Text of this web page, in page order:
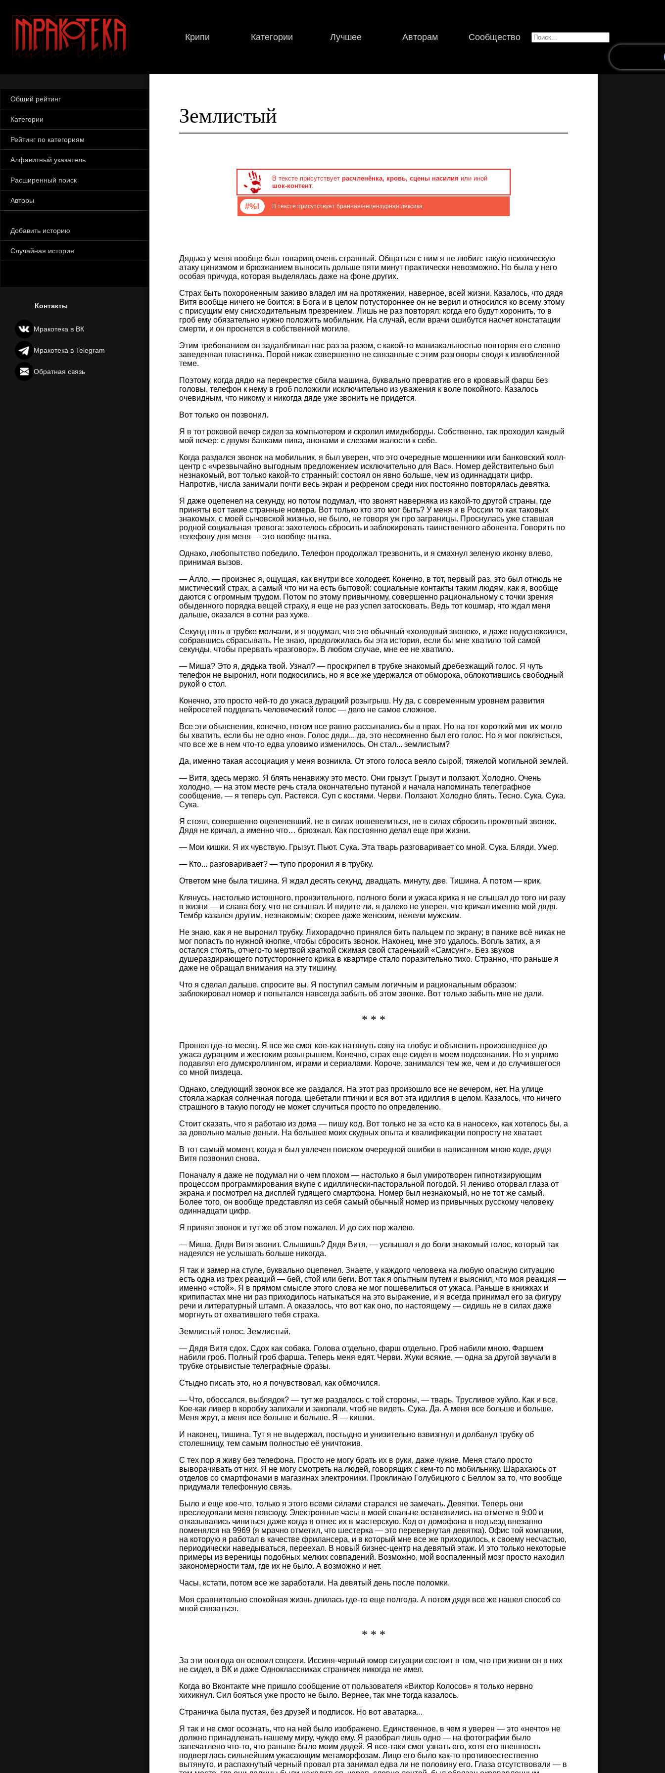
Крипи Категории Лучшее Авторам Сообщество
Общий рейтинг
Категории
Рейтинг по категориям
Алфавитный указатель
Расширенный поиск
Авторы
Добавить историю
Случайная история
Контакты
Мракотека в ВК
Мракотека в Telegram
Обратная связь
Землистый
В тексте присутствует расчленёнка, кровь, сцены насилия или иной
шок-контент.
#%! В тексте присутствует бранная/нецензурная лексика.
Дядька у меня вообще был товарищ очень странный. Общаться с ним я не любил: такую психическую
атаку цинизмом и брюзжанием выносить дольше пяти минут практически невозможно. Но была у него
особая причуда, которая выделялась даже на фоне других.
Страх быть похороненным заживо владел им на протяжении, наверное, всей жизни. Казалось, что дядя
Витя вообще ничего не боится: в Бога и в целом потустороннее он не верил и относился ко всему этому
с присущим ему снисходительным презрением. Лишь не раз повторял: когда его будут хоронить, то в
гроб ему обязательно нужно положить мобильник. На случай, если врачи ошибутся насчет констатации
смерти, и он проснется в собственной могиле.
Этим требованием он задалбливал нас раз за разом, с какой-то маниакальностью повторяя его словно
заведенная пластинка. Порой никак совершенно не связанные с этим разговоры сводя к излюбленной
теме.
Поэтому, когда дядю на перекрестке сбила машина, буквально превратив его в кровавый фарш без
головы, телефон к нему в гроб положили исключительно из уважения к воле покойного. Казалось
очевидным, что никому и никогда дяде уже звонить не придется.
Вот только он позвонил.
Я в тот роковой вечер сидел за компьютером и скролил имиджборды. Собственно, так проходил каждый
мой вечер: с двумя банками пива, анонами и слезами жалости к себе.
Когда раздался звонок на мобильник, я был уверен, что это очередные мошенники или банковский колл-
центр с «чрезвычайно выгодным предложением исключительно для Вас». Номер действительно был
незнакомый, вот только какой-то странный: состоял он явно больше, чем из одиннадцати цифр.
Напротив, числа занимали почти весь экран и рефреном среди них постоянно повторялась девятка.
Я даже оцепенел на секунду, но потом подумал, что звонят наверняка из какой-то другой страны, где
приняты вот такие странные номера. Вот только кто это мог быть? У меня и в России то как таковых
знакомых, с моей сычовской жизнью, не было, не говоря уж про заграницы. Проснулась уже ставшая
родной социальная тревога: захотелось сбросить и заблокировать таинственного абонента. Говорить по
телефону для меня — это вообще пытка.
Однако, любопытство победило. Телефон продолжал трезвонить, и я смахнул зеленую иконку влево,
принимая вызов.
— Алло, — произнес я, ощущая, как внутри все холодеет. Конечно, в тот, первый раз, это был отнюдь не
мистический страх, а самый что ни на есть бытовой: социальные контакты таким людям, как я, вообще
даются с огромным трудом. Потом по этому привычному, совершенно рациональному с точки зрения
обыденного порядка вещей страху, я еще не раз успел затосковать. Ведь тот кошмар, что ждал меня
дальше, оказался в сотни раз хуже.
Секунд пять в трубке молчали, и я подумал, что это обычный «холодный звонок», и даже подуспокоился,
собравшись сбрасывать. Не знаю, продолжилась бы эта история, если бы мне хватило той самой
секунды, чтобы прервать «разговор». В любом случае, мне ее не хватило.
— Миша? Это я, дядька твой. Узнал? — проскрипел в трубке знакомый дребезжащий голос. Я чуть
телефон не выронил, ноги подкосились, но я все же удержался от обморока, облокотившись свободный
рукой о стол.
Конечно, это просто чей-то до ужаса дурацкий розыгрыш. Ну да, с современным уровнем развития
нейросетей подделать человеческий голос — дело не самое сложное.
Все эти объяснения, конечно, потом все равно рассыпались бы в прах. Но на тот короткий миг их могло
бы хватить, если бы не одно «но». Голос дяди... да, это несомненно был его голос. Но я мог поклясться,
что все же в нем что-то едва уловимо изменилось. Он стал... землистым?
Да, именно такая ассоциация у меня возникла. От этого голоса веяло сырой, тяжелой могильной землей.
— Витя, здесь мерзко. Я блять ненавижу это место. Они грызут. Грызут и ползают. Холодно. Очень
холодно, — на этом месте речь стала окончательно путаной и начала напоминать телеграфное
сообщение, — я теперь суп. Растекся. Суп с костями. Черви. Ползают. Холодно блять. Тесно. Сука. Сука.
Сука.
Я стоял, совершенно оцепеневший, не в силах пошевелиться, не в силах сбросить проклятый звонок.
Дядя не кричал, а именно что… брюзжал. Как постоянно делал еще при жизни.
— Мои кишки. Я их чувствую. Грызут. Пьют. Сука. Эта тварь разговаривает со мной. Сука. Бляди. Умер.
— Кто... разговаривает? — тупо проронил я в трубку.
Ответом мне была тишина. Я ждал десять секунд, двадцать, минуту, две. Тишина. А потом — крик.
Клянусь, настолько истошного, пронзительного, полного боли и ужаса крика я не слышал до того ни разу
в жизни — и слава богу, что не слышал. И видите ли, я далеко не уверен, что кричал именно мой дядя.
Тембр казался другим, незнакомым; скорее даже женским, нежели мужским.
Не знаю, как я не выронил трубку. Лихорадочно принялся бить пальцем по экрану; в панике всё никак не
мог попасть по нужной кнопке, чтобы сбросить звонок. Наконец, мне это удалось. Вопль затих, а я
остался стоять, отчего-то мертвой хваткой сжимая свой старенький «Самсунг». Без звуков
душераздирающего потустороннего крика в квартире стало поразительно тихо. Странно, что раньше я
даже не обращал внимания на эту тишину.
Что я сделал дальше, спросите вы. Я поступил самым логичным и рациональным образом:
заблокировал номер и попытался навсегда забыть об этом звонке. Вот только забыть мне не дали.
* * *
Прошел где-то месяц. Я все же смог кое-как натянуть сову на глобус и объяснить произошедшее до
ужаса дурацким и жестоким розыгрышем. Конечно, страх еще сидел в моем подсознании. Но я упрямо
подавлял его думскроллингом, играми и сериалами. Короче, занимался тем же, чем и до случившегося
со мной пиздеца.
Однако, следующий звонок все же раздался. На этот раз произошло все не вечером, нет. На улице
стояла жаркая солнечная погода, щебетали птички и вся вот эта идиллия в целом. Казалось, что ничего
страшного в такую погоду не может случиться просто по определению.
Стоит сказать, что я работаю из дома — пишу код. Вот только не за «сто ка в наносек», как хотелось бы, а
за довольно малые деньги. На большее моих скудных опыта и квалификации попросту не хватает.
В тот самый момент, когда я был увлечен поиском очередной ошибки в написанном мною коде, дядя
Витя позвонил снова.
Поначалу я даже не подумал ни о чем плохом — настолько я был умиротворен гипнотизирующим
процессом программирования вкупе с идиллически-пасторальной погодой. Я лениво оторвал глаза от
экрана и посмотрел на дисплей гудящего смартфона. Номер был незнакомый, но не тот же самый.
Более того, он вообще представлял из себя самый обычный номер из привычных русскому человеку
одиннадцати цифр.
Я принял звонок и тут же об этом пожалел. И до сих пор жалею.
— Миша. Дядя Витя звонит. Слышишь? Дядя Витя, — услышал я до боли знакомый голос, который так
надеялся не услышать больше никогда.
Я так и замер на стуле, буквально оцепенел. Знаете, у каждого человека на любую опасную ситуацию
есть одна из трех реакций — бей, стой или беги. Вот так я опытным путем и выяснил, что моя реакция —
именно «стой». Я в прямом смысле этого слова не мог пошевелиться от ужаса. Раньше в книжках и
крипипастах мне ни раз приходилось натыкаться на это выражение, и я всегда принимал его за фигуру
речи и литературный штамп. А оказалось, что вот как оно, по настоящему — сидишь не в силах даже
моргнуть от охватившего тебя страха.
Землистый голос. Землистый.
— Дядя Витя сдох. Сдох как собака. Голова отдельно, фарш отдельно. Гроб набили мною. Фаршем
набили гроб. Полный гроб фарша. Теперь меня едят. Черви. Жуки всякие, — одна за другой звучали в
трубке отрывистые телеграфные фразы.
Стыдно писать это, но я почувствовал, как обмочился.
— Что, обоссался, выблядок? — тут же раздалось с той стороны, — тварь. Трусливое хуйло. Как и все.
Кое-как ливер в коробку запихали и закопали, чтоб не видеть. Сука. Да. А меня все больше и больше.
Меня жрут, а меня все больше и больше. Я — кишки.
И наконец, тишина. Тут я не выдержал, постыдно и унизительно взвизгнул и долбанул трубку об
столешницу, тем самым полностью её уничтожив.
С тех пор я живу без телефона. Просто не могу брать их в руки, даже чужие. Меня стало просто
выворачивать от них. Я не могу смотреть на людей, говорящих с кем-то по мобильнику. Шарахаюсь от
отделов со смартфонами в магазинах электроники. Проклинаю Голубицкого с Беллом за то, что вообще
придумали телефонную связь.
Было и еще кое-что, только я этого всеми силами старался не замечать. Девятки. Теперь они
преследовали меня повсюду. Электронные часы в моей спальне остановились на отметке в 9:00 и
отказывались чиниться даже когда я отнес их в мастерскую. Код от домофона в подъезд внезапно
поменялся на 9969 (я мрачно отметил, что шестерка — это перевернутая девятка). Офис той компании,
на которую я работал в качестве фрилансера, и в который мне все же приходилось, к своему несчастью,
периодически наведываться, переехал. В новый бизнес-центр на девятый этаж. И это только некоторые
примеры из вереницы подобных мелких совпадений. Возможно, мой воспаленный мозг просто находил
закономерности там, где их не было. А возможно и нет.
Часы, кстати, потом все же заработали. На девятый день после поломки.
Моя сравнительно спокойная жизнь длилась где-то еще полгода. А потом дядя все же нашел способ со
мной связаться.
* * *
За эти полгода он освоил соцсети. Иссиня-черный юмор ситуации состоит в том, что при жизни он в них
не сидел, в ВК и даже Одноклассниках страничек никогда не имел.
Когда во Вконтакте мне пришло сообщение от пользователя «Виктор Колосов» я только нервно
хихикнул. Сил бояться уже просто не было. Вернее, так мне тогда казалось.
Страничка была пустая, без друзей и подписок. Но вот аватарка...
Я так и не смог осознать, что на ней было изображено. Единственное, в чем я уверен — это «нечто» не
должно принадлежать нашему миру, чуждо ему. Я разобрал лишь одно — на фотографии было
запечатлено что-то, что раньше было моим дядей. Я все-таки смог узнать его, хотя его внешность
подверглась сильнейшим ужасающим метаморфозам. Лицо его было как-то противоестественно
вытянуто, и распахнутый черный провал рта занимал едва ли не половину его. Глаза отсутствовали — в